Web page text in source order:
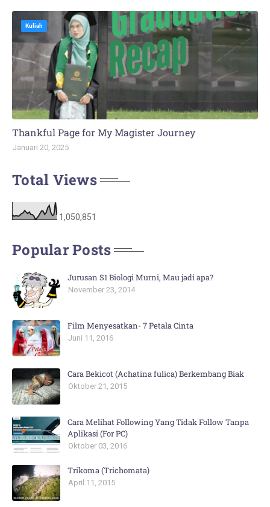
Kuliah
Thankful Page for My Magister Journey
Januari 20, 2025
Total Views
1,050,851
Popular Posts
Jurusan S1 Biologi Murni, Mau jadi apa?
November 23, 2014
Film Menyesatkan- 7 Petala Cinta
Juni 11, 2016
Cara Bekicot (Achatina fulica) Berkembang Biak
Oktober 21, 2015
Cara Melihat Following Yang Tidak Follow Tanpa
Aplikasi (For PC)
Oktober 03, 2016
Trikoma (Trichomata)
April 11, 2015